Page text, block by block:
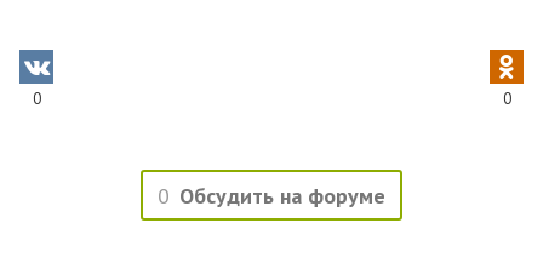
0 0
0 Обсудить на форуме